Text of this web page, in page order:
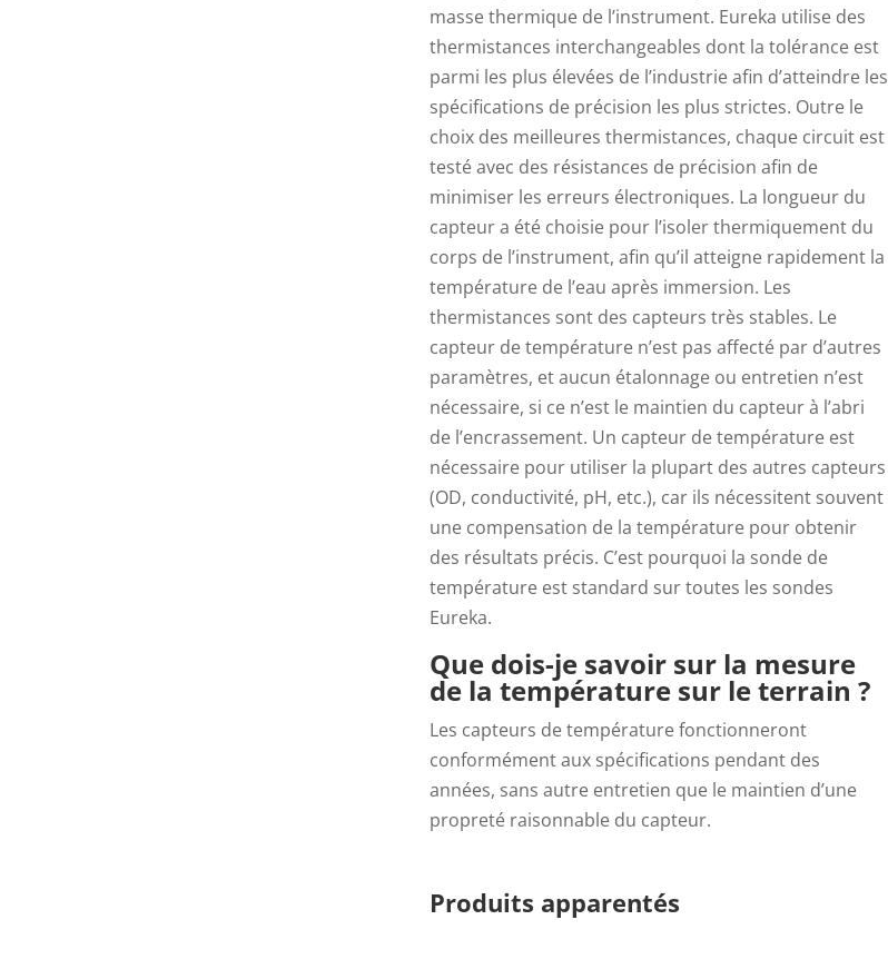
masse thermique de l’instrument. Eureka utilise des
thermistances interchangeables dont la tolérance est
parmi les plus élevées de l’industrie afin d’atteindre les
spécifications de précision les plus strictes. Outre le
choix des meilleures thermistances, chaque circuit est
testé avec des résistances de précision afin de
minimiser les erreurs électroniques. La longueur du
capteur a été choisie pour l’isoler thermiquement du
corps de l’instrument, afin qu’il atteigne rapidement la
température de l’eau après immersion. Les
thermistances sont des capteurs très stables. Le
capteur de température n’est pas affecté par d’autres
paramètres, et aucun étalonnage ou entretien n’est
nécessaire, si ce n’est le maintien du capteur à l’abri
de l’encrassement. Un capteur de température est
nécessaire pour utiliser la plupart des autres capteurs
(OD, conductivité, pH, etc.), car ils nécessitent souvent
une compensation de la température pour obtenir
des résultats précis. C’est pourquoi la sonde de
température est standard sur toutes les sondes
Eureka.
Que dois-je savoir sur la mesure
de la température sur le terrain ?
Les capteurs de température fonctionneront
conformément aux spécifications pendant des
années, sans autre entretien que le maintien d’une
propreté raisonnable du capteur.
Produits apparentés